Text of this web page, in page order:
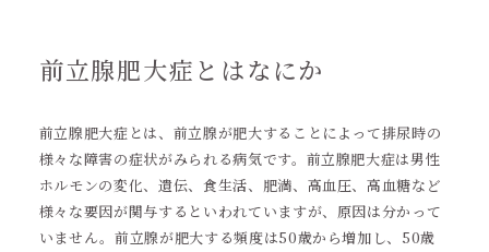
前立腺肥大症とはなにか
前立腺肥大症とは、前立腺が肥大することによって排尿時の
様々な障害の症状がみられる病気です。前立腺肥大症は男性
ホルモンの変化、遺伝、食生活、肥満、高血圧、高血糖など
様々な要因が関与するといわれていますが、原因は分かって
いません。前立腺が肥大する頻度は50歳から増加し、50歳